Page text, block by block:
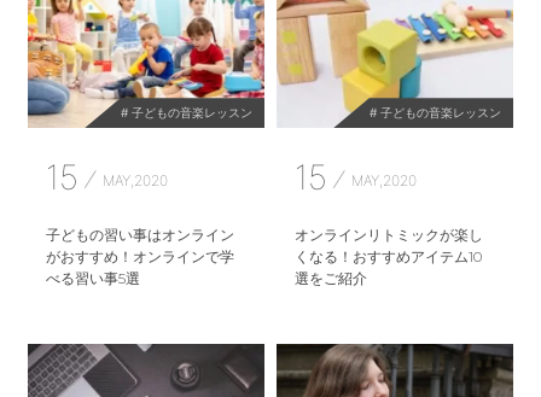
# 子どもの音楽レッスン
15 MAY,2020
子どもの習い事はオンライン
がおすすめ！オンラインで学
べる習い事5選
# 子どもの音楽レッスン
15 MAY,2020
オンラインリトミックが楽し
くなる！おすすめアイテム10
選をご紹介